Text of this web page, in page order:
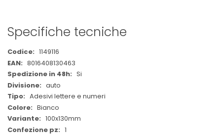
Specifiche tecniche
Maggiori
Informazioni
1149116
8016408130463
Si
auto
Adesivi lettere e numeri
Bianco
100x130mm
1